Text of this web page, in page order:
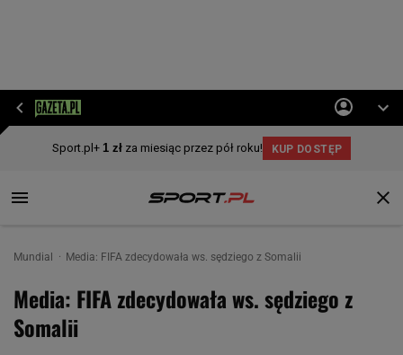
Mundial Media: FIFA zdecydowała ws. sędziego z Somalii
Media: FIFA zdecydowała ws. sędziego z
Somalii